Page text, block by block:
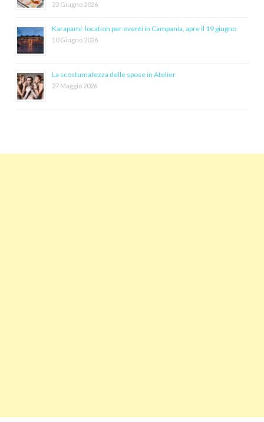
22 Giugno 2026
Karapami: location per eventi in Campania, apre il 19 giugno
10 Giugno 2026
La scostumatezza delle spose in Atelier
27 Maggio 2026